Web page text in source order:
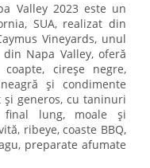
Valley 2023 este un
SUA, realizat din
Vineyards, unul
Napa Valley, oferă
cireșe negre,
și condimente
generos, cu taninuri
lung, moale și
ribeye, coaste BBQ,
preparate afumate